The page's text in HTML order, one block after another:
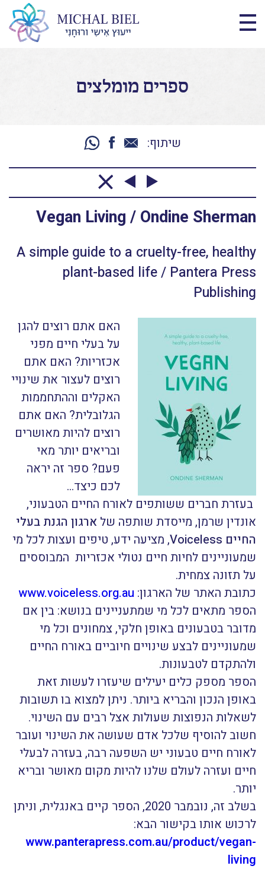
ספרים מומלצים
שיתוף:
Vegan Living / Ondine Sherman
A simple guide to a cruelty-free, healthy
plant-based life / Pantera Press
Publishing
האם אתם רוצים להגן
על בעלי חיים מפני
אכזריות? האם אתם
רוצים לעצור את שינויי
האקלים וההתחממות
הגלובלית? האם אתם
רוצים להיות מאושרים
ובריאים יותר מאי
פעם? ספר זה יראה
לכם כיצד…
בעזרת חברים ששותפים לאורח החיים הטבעוני,
אונדין שרמן, מייסדת שותפה של ארגון הגנת בעלי
החיים Voiceless
, מציעה ידע, טיפים ועצות לכל מי
שמעוניינים לחיות חיים נטולי אכזריות המבוססים
על תזונה צמחית.
כתובת האתר של הארגון: www.voiceless.org.au
הספר מתאים לכל מי שמתעניינים בנושא: בין אם
מדובר בטבעונים באופן חלקי, צמחונים וכל מי
שמעוניינים לבצע שינויים חיוביים באורח החיים
ולהתקדם לטבעונות.
הספר מספק כלים יעילים שיעזרו לעשות זאת
באופן הנכון והבריא ביותר. ניתן למצוא בו תשובות
לשאלות הנפוצות שעולות אצל רבים עם השינוי.
חשוב להוסיף שלכל אדם שעושה את השינוי ועובר
לאורח חיים טבעוני יש השפעה רבה, בעזרה לבעלי
חיים ועזרה לעולם שלנו להיות מקום מאושר ובריא
יותר.
בשלב זה, נובמבר 2020, הספר קיים באנגלית, וניתן
לרכוש אותו בקישור הבא:
www.panterapress.com.au/product/vegan-
living